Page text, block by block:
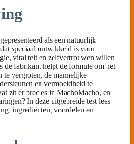
als een natuurlijk
speciaal ontwikkeld is voor
vitaliteit en zelfvertrouwen willen
de fabrikant helpt de formule om het
te vergroten, de mannelijke
en vermoeidheid te
zit er precies in MachoMacho, en
In deze uitgebreide test lees
ingrediënten, voordelen en